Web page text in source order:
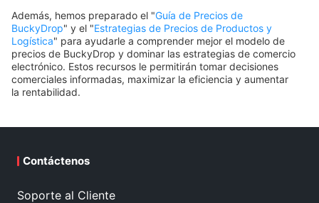
Además, hemos preparado el "Guía de Precios de
BuckyDrop" y el "Estrategias de Precios de Productos y
Logística" para ayudarle a comprender mejor el modelo de
precios de BuckyDrop y dominar las estrategias de comercio
electrónico. Estos recursos le permitirán tomar decisiones
comerciales informadas, maximizar la eficiencia y aumentar
la rentabilidad.
Contáctenos
Soporte al Cliente